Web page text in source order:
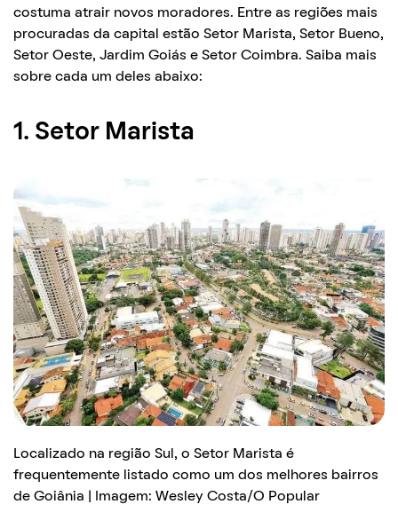
costuma atrair novos moradores. Entre as regiões mais
procuradas da capital estão Setor Marista, Setor Bueno,
Setor Oeste, Jardim Goiás e Setor Coimbra. Saiba mais
sobre cada um deles abaixo:
1. Setor Marista
Localizado na região Sul, o Setor Marista é
frequentemente listado como um dos melhores bairros
de Goiânia | Imagem: Wesley Costa/O Popular